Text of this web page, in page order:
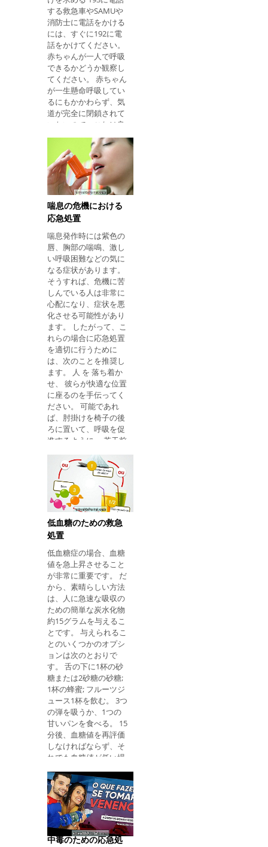
圧力を維持することが
非常に重要である。 さ
らに、人が複数回穿刺
された場合は、生命を
脅かす出血を止めるた
めに、さらに出血して
いる傷口を最初に治療
する必要があります。
ナイフがすでに取り外
されている場合の処置
ナイフがすでに体から
取り除かれている場合
は、医師の手当てが来
るまで出血を止めるた
めに、清潔な布で傷に
圧力をかける必要があ
ります。 人が呼吸を停
止した場合の対処方法
刺された人が呼吸でき
迫しないように心臓の
圧迫を伴う基本的な生
命維持
する救急車やSAMUや
消防士に電話をかける
には、すぐに192に電
話をかけてください。
赤ちゃんが一人で呼吸
できるかどうか観察し
てください。 赤ちゃん
が一生懸命呼吸してい
るにもかかわらず、気
道が完全に閉鎖されて
いないので、これは良
い兆候です。 この場
合、彼は少し咳をする
のが普通です。彼は必
要なだけ咳をし、喉の
中にさらに深く入るこ
とができるので、彼の
手で喉から物体を取ろ
うと決してしないでく
操縦を開始する ヘムリ
ッヒの操作は、チョー
クの原因となっている
オブジェクトを取り除
くのに役立ちます。 こ
の操作を行うには、以
下のことが必要です。
子供を腕の上で頭部を
胴部より少し下に し
て、口に容易に取り除
くことができる物体が
あれば観察する。 私
は、胴体が脚よりも低
くなるように、腹部 を
抱えて赤ちゃん に 鼻
を 張って、背中の手の
根で5つのつまみ を 付
け ます。 これでもまだ
十分でない場合は、乳
幼児を前方に旋回さ
せ、腕の上に置き、乳
首間の領域で胸郭の中
指と指で圧迫する必要
があります。 これらの
操作で離脱することが
できたとしても、赤ち
ゃんは常に注意して、
疑わしい場合は、彼を
緊急治療室に連れて行
きましょう。
喘息の危機における
応急処置
喘息発作時には紫色の
唇、胸部の喘鳴、激し
い呼吸困難などの気に
なる症状があります。
そうすれば、危機に苦
しんでいる人は非常に
心配になり、症状を悪
化させる可能性があり
ます。 したがって、こ
れらの場合に応急処置
を適切に行うために
は、次のことを推奨し
ます。 人 を 落ち着か
せ、 彼らが快適な位置
に座るのを手伝ってく
ださい。 可能であれ
ば、肘掛けを椅子の後
ろに置いて、呼吸を促
進するように、 若干前
人に喘息薬 やカボチャ
があることを確認し 、
薬を与えます。 人が呼
吸を停止したり、近く
にbombillaを持ってい
ない場合は、 すぐ に
救急車に電話して、
192番に電話してくだ
さい。 人が気絶して呼
吸していない場合は、
心臓を機能させて人生
を救うために心臓マッ
サージを開始する必要
があります。 心臓マッ
サージを適切に行う方
法は次のとおりです。
近くに喘息爆弾がない
場合は、医者の助けが
来るまで同じ位置に立
つことをお勧めしま
す。その結果、体内に
は肺に入っているわず
かな酸素が素早く消費
されません。 喘息の危
機を避ける方法 喘息発
作を避けるためには、
症状を悪化させる要因
を特定し、それを回避
することが重要です。
最も一般的な要因に
は、汚染、アレルギ
ー、冷気、ほこり、に
おいまたは強い煙が含
まれます。 危機を避け
低血糖のための救急
処置
低血糖症の場合、血糖
値を急上昇させること
が非常に重要です。 だ
から、素晴らしい方法
は、人に急速な吸収の
ための簡単な炭水化物
約15グラムを与えるこ
とです。 与えられるこ
とのいくつかのオプシ
ョンは次のとおりで
す。 舌の下に1杯の砂
糖または2砂糖の砂糖;
1杯の蜂蜜; フルーツジ
ュース1杯を飲む。 3つ
の弾を吸うか、1つの
甘いパンを食べる。 15
分後、血糖値を再評価
しなければならず、そ
れでも血糖値が低い場
要があります。 糖度が
改善しない場合は、病
院に行くか、救急車に
電話をかけて192に電
話する必要がありま
す。 被害者が気付いた
中毒のための応急処